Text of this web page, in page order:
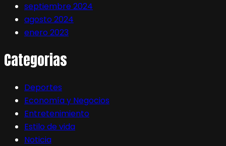
septiembre 2024
agosto 2024
enero 2023
Categorias
Deportes
Economía y Negocios
Entretenimiento
Estilo de vida
Noticia